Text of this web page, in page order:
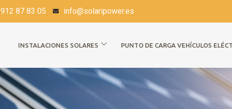
912 87 83 05 info@solaripower.es
INSTALACIONES SOLARES PUNTO DE CARGA VEHÍCULOS